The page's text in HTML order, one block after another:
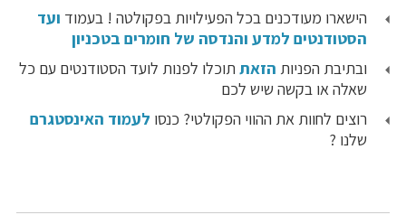
הישארו מעודכנים בכל הפעילויות בפקולטה ! בעמוד ועד
הסטודנטים למדע והנדסה של חומרים בטכניון
ובתיבת הפניות הזאתתוכלו לפנות לועד הסטודנטים עם כל
שאלה או בקשה שיש לכם
רוצים לחוות את ההווי הפקולטי? כנסו לעמוד האינסטגרם
שלנו ?